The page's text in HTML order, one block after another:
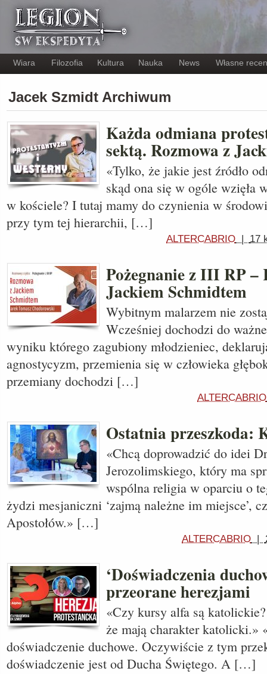
Wiara Filozofia Kultura Nauka News Własne
Jacek Szmidt Archiwum
Każda odmiana
sektą. Rozmowa z
«Tylko, że jakie jest źródło
skąd ona się w ogóle wzięła
w kościele? I tutaj mamy do czynienia w
przy tym tej hierarchii, […]
ALTERCABRIO | 17
Pożegnanie z III RP –
Jackiem Schmidtem
Wybitnym malarzem nie
Wcześniej dochodzi do
wyniku którego zagubiony młodzieniec,
agnostycyzm, przemienia się w człowieka
przemiany dochodzi […]
ALTERCABRIO
Ostatnia przeszkoda:
«Chcą doprowadzić do idei
Jerozolimskiego, który ma
wspólna religia w oparciu o
żydzi mesjaniczni ‘zajmą należne im miejsce’,
Apostołów.» […]
ALTERCABRIO |
‘Doświadczenia
przeorane herezjami
«Czy kursy alfa są
że mają charakter katolicki.»
doświadczenie duchowe. Oczywiście z tym
doświadczenie jest od Ducha Świętego. A […]